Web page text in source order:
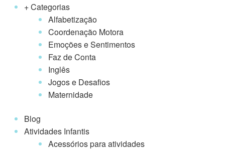
+ Categorias
Alfabetização
Coordenação Motora
Emoções e Sentimentos
Faz de Conta
Inglês
Jogos e Desafios
Maternidade
Blog
Atividades Infantis
Acessórios para atividades